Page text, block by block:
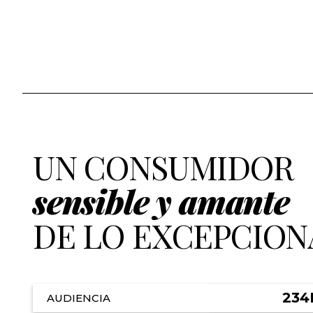
UN CONSUMIDOR
sensible y amante
DE LO
AUDIENCIA